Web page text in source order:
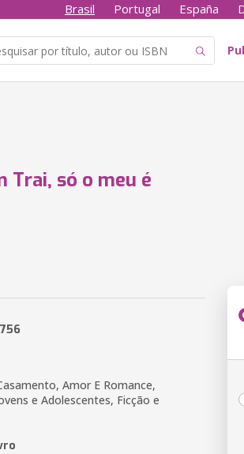
Brasil Portugal España
Trai, só o meu é
Amor E Romance,
e Adolescentes, Ficção e